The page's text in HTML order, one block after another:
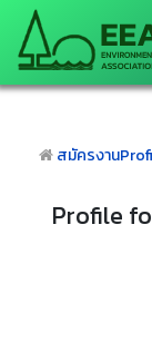
สมัครงาน
Profile